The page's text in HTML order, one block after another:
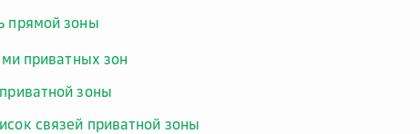
прямой зоны
приватных зон
зоны
связей приватной зоны